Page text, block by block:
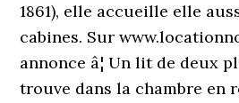
1861), elle accueille elle
cabines. Sur
annonce â¦ Un lit de deux
trouve dans la chambre en